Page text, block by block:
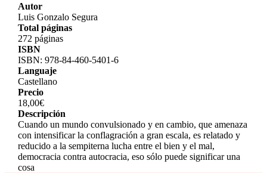
Autor
Luis Gonzalo Segura
Total páginas
272 páginas
ISBN
ISBN: 978-84-460-5401-6
Languaje
Castellano
Precio
18,00€
Descripción
Cuando un mundo convulsionado y en cambio, que amenaza
con intensificar la conflagración a gran escala, es relatado y
reducido a la sempiterna lucha entre el bien y el mal,
democracia contra autocracia, eso sólo puede significar una
cosa